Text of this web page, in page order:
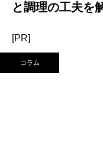
と調理の工夫を
[PR]
コラム